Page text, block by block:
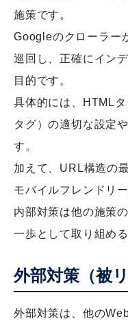
施策です。
Googleのクローラー
巡回し、正確にイン
目的です。
具体的には、HTML
タグ）の適切な設定
す。
加えて、URL構造の
モバイルフレンドリ
内部対策は他の施策
一歩として取り組め
外部対策（被
外部対策は、他の